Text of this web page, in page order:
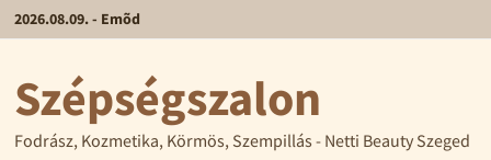
2026.08.09. - Emõd
Szépségszalon
Fodrász, Kozmetika, Körmös, Szempillás - Netti Beauty Szeged